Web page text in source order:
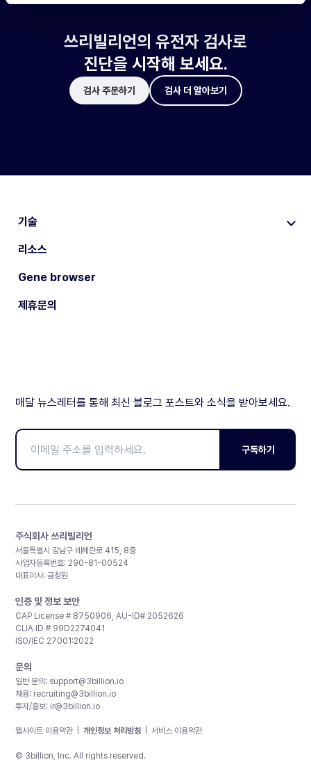
쓰리빌리언의 유전자 검사로
진단을 시작해 보세요.
검사 주문하기 검사 더 알아보기
기술
리소스
Gene browser
제휴문의
매달 뉴스레터를 통해 최신 블로그 포스트와 소식을 받아보세요.
구독하기
주식회사 쓰리빌리언
서울특별시 강남구 테헤란로 415, 8층
사업자등록번호: 290-81-00524
대표이사: 금창원
인증 및 정보 보안
CAP License # 8750906, AU-ID# 2052626
CLIA ID # 99D2274041
ISO/IEC 27001:2022
문의
일반 문의: support@3billion.io
채용: recruiting@3billion.io
투자/홍보: ir@3billion.io
웹사이트 이용약관 개인정보 처리방침 서비스 이용약관
© 3billion, Inc. All rights reserved.